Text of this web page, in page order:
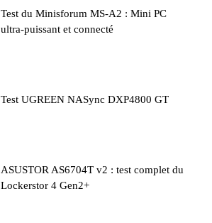
Test du Minisforum MS-A2 : Mini PC
ultra-puissant et connecté
Test UGREEN NASync DXP4800 GT
ASUSTOR AS6704T v2 : test complet du
Lockerstor 4 Gen2+